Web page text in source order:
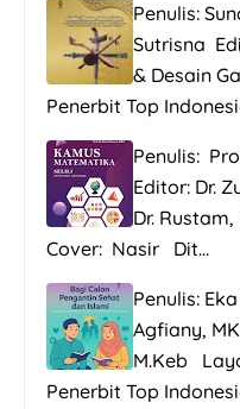
Penulis:
Sutrisna
& Desain
Penerbit Top
Penulis:
Editor: Dr.
Dr.
Cover: Nasir Dit...
Penulis:
Agfiany,
M.Keb
Penerbit Top